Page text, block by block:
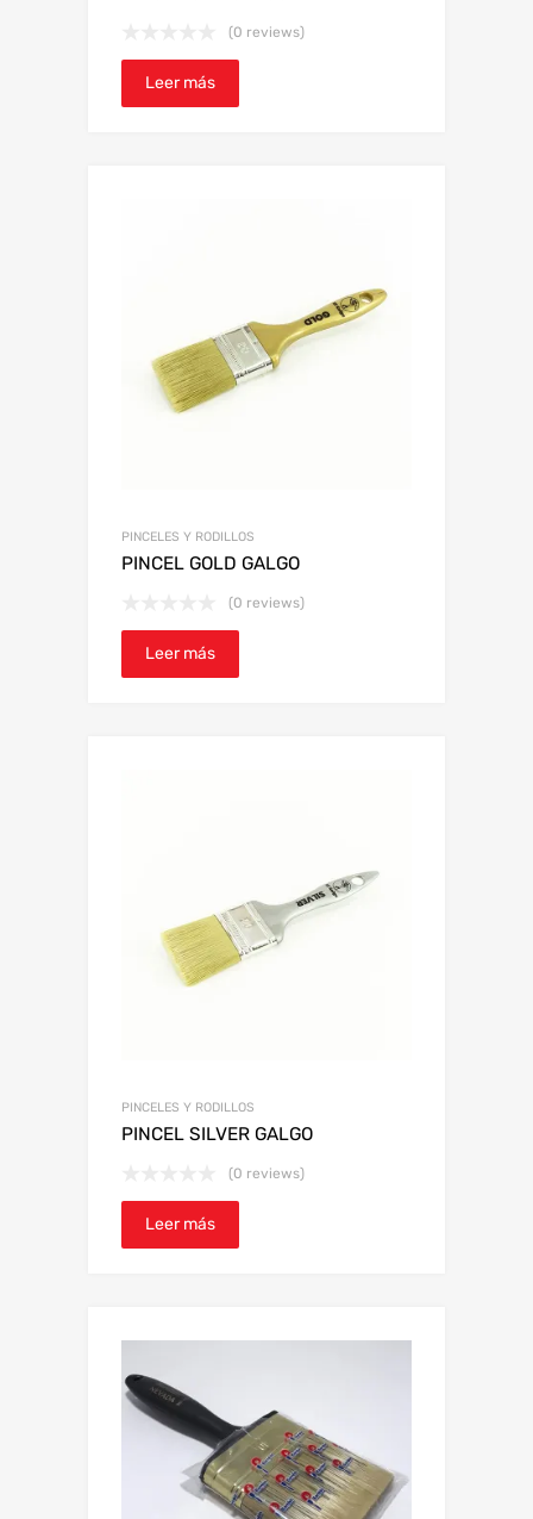
(0 reviews)
Leer más
PINCELES Y RODILLOS
PINCEL GOLD GALGO
(0 reviews)
Leer más
PINCELES Y RODILLOS
PINCEL SILVER GALGO
(0 reviews)
Leer más